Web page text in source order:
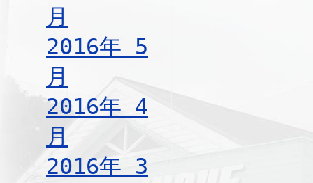
月
2016年 5
月
2016年 4
月
2016年 3